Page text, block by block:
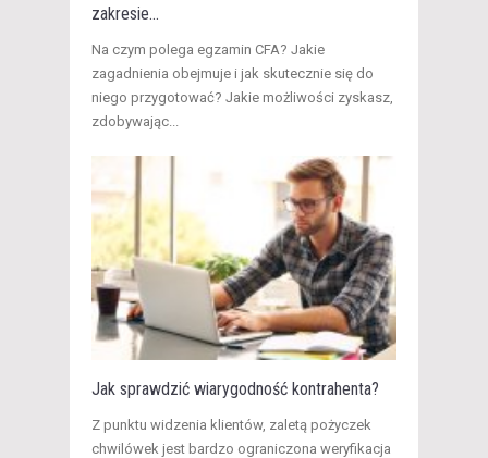
zakresie...
Na czym polega egzamin CFA? Jakie
zagadnienia obejmuje i jak skutecznie się do
niego przygotować? Jakie możliwości zyskasz,
zdobywając...
Jak sprawdzić wiarygodność kontrahenta?
​ Z punktu widzenia klientów, zaletą pożyczek
chwilówek jest bardzo ograniczona weryfikacja